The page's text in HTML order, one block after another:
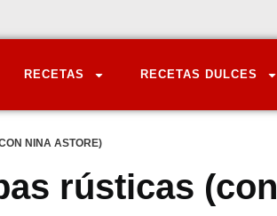
RECETAS RECETAS DULCES
NINA ASTORE)
rústicas (con